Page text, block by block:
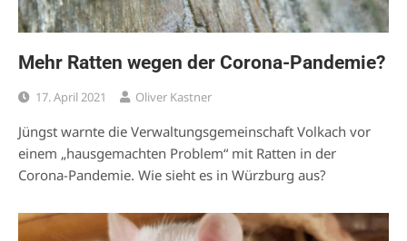
Mehr Ratten wegen der Corona-Pandemie?
17. April 2021 Oliver Kastner
Jüngst warnte die Verwaltungsgemeinschaft Volkach vor
einem „hausgemachten Problem“ mit Ratten in der
Corona-Pandemie. Wie sieht es in Würzburg aus?